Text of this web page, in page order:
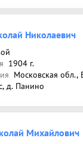
Николаевич
1904 г.
Московская обл.,
д. Панино
Михайлович